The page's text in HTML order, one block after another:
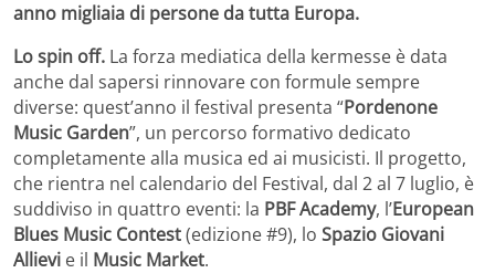
anno migliaia di persone da tutta Europa.
Lo spin off. La forza mediatica della kermesse è data
anche dal sapersi rinnovare con formule sempre
diverse: quest’anno il festival presenta “Pordenone
Music Garden”, un percorso formativo dedicato
completamente alla musica ed ai musicisti. Il progetto,
che rientra nel calendario del Festival, dal 2 al 7 luglio, è
suddiviso in quattro eventi: la PBF Academy, l’European
Blues Music Contest(edizione #9), lo Spazio Giovani
Allievi e il Music Market.